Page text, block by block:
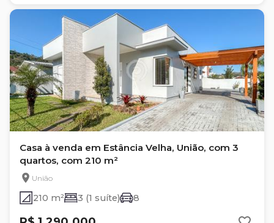
Casa à venda em Estância Velha, União, com 3
quartos, com 210 m²
União
210 m² 3 (1 suíte) 8